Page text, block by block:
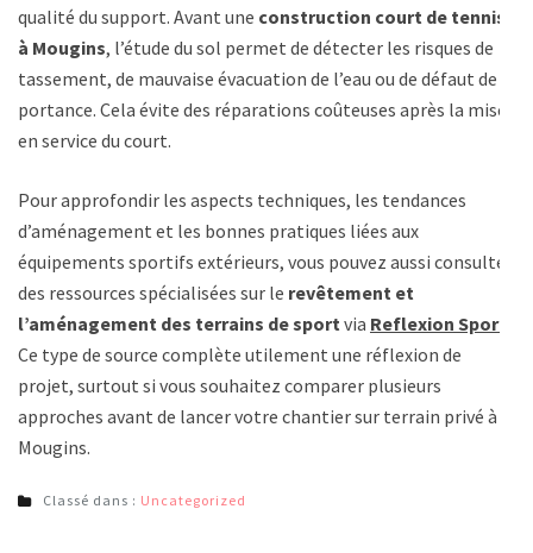
qualité du support. Avant une construction court de tennis
à Mougins, l’étude du sol permet de détecter les risques de
tassement, de mauvaise évacuation de l’eau ou de défaut de
portance. Cela évite des réparations coûteuses après la mise
en service du court.
Pour approfondir les aspects techniques, les tendances
d’aménagement et les bonnes pratiques liées aux
équipements sportifs extérieurs, vous pouvez aussi consulter
des ressources spécialisées sur le revêtement et
l’aménagement des terrains de sportvia Reflexion Sport
Ce type de source complète utilement une réflexion de
projet, surtout si vous souhaitez comparer plusieurs
approches avant de lancer votre chantier sur terrain privé à
Mougins.
Classé dans : Uncategorized